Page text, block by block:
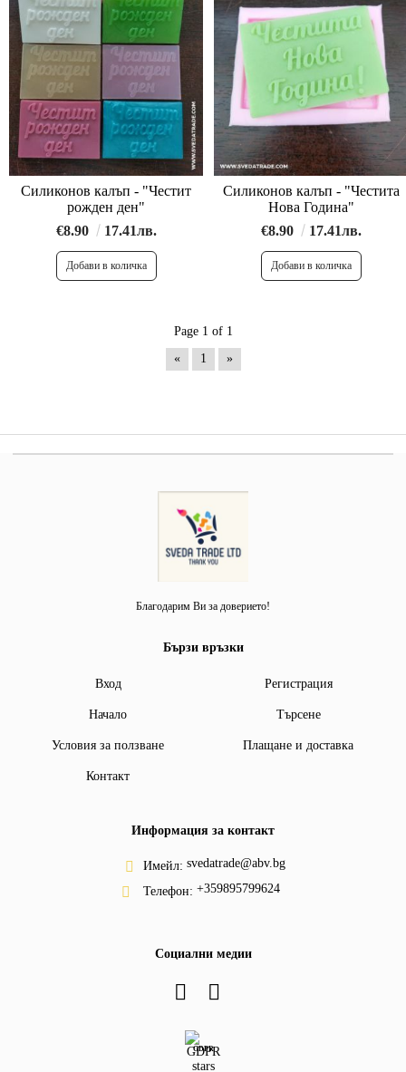
Силиконов калъп - "Честит
рожден ден"
€8.90
17.41лв.
Силиконов калъп - "Честита
Нова Година"
€8.90
17.41лв.
Page 1 of 1
« 1 »
Благодарим Ви за доверието!
Бързи връзки
Вход Регистрация
Начало Търсене
Условия за ползване Плащане и доставка
Контакт
Информация за контакт
Имейл: svedatrade@abv.bg
Телефон: +359895799624
Социални медии
GDPR